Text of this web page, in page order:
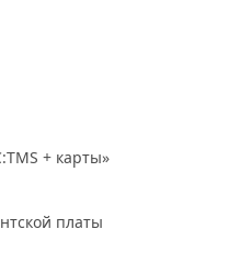
+ карты»
платы